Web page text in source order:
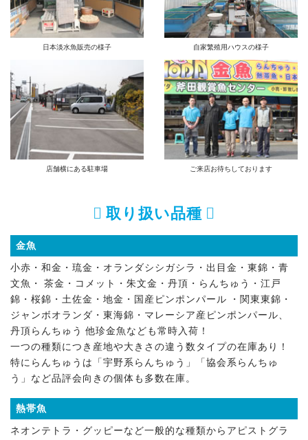
日本淡水魚販売の様子 自家繁殖用ハウスの様子
店舗横にある駐車場 ご来店お待ちしております
取り扱い品種
金魚
小赤・和金・琉金・オランダシシガシラ・出目金・東錦・青
文魚・ 茶金・コメット・朱文金・丹頂・らんちゅう・江戸
錦・桜錦・土佐金・地金・国産ピンポンパール ・関東東錦・
ジャンボオランダ・東海錦・マレーシア産ピンポンパール、
丹頂らんちゅう 他珍金魚なども常時入荷！
一つの種類につき産地や大きさの違う数タイプの在庫あり！
特にらんちゅうは「宇野系らんちゅう」「協会系らんちゅ
う」など品評会向きの個体も多数在庫。
熱帯魚
ネオンテトラ・グッピーなど一般的な種類からアピストグラ